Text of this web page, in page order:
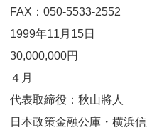
FAX：050-5533-2552
1999年11月15日
30,000,000円
４月
代表取締役：秋山將人
日本政策金融公庫・横浜